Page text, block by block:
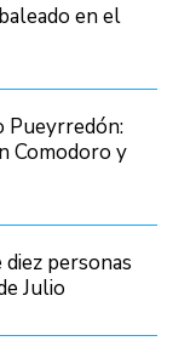
en el
Pueyrredón:
Comodoro y
personas
Julio